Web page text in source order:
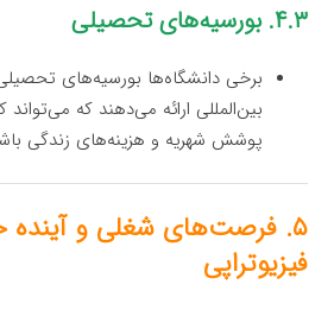
۴.۳. بورسیه‌های تحصیلی
برخی دانشگاه‌ها بورسیه‌های
بین‌المللی ارائه می‌دهند که
پوشش شهریه و هزینه‌های زندگی
۵. فرصت‌های شغلی و آینده
فیزیوتراپی